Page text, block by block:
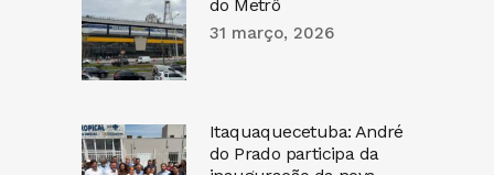
do Metrô
31 março, 2026
Itaquaquecetuba: André
do Prado participa da